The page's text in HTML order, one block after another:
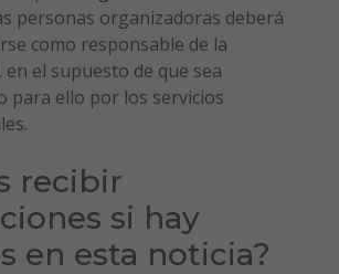
personas organizadoras deberá
como responsable de la
en el supuesto de que sea
para ello por los servicios
recibir
si hay
en esta noticia?